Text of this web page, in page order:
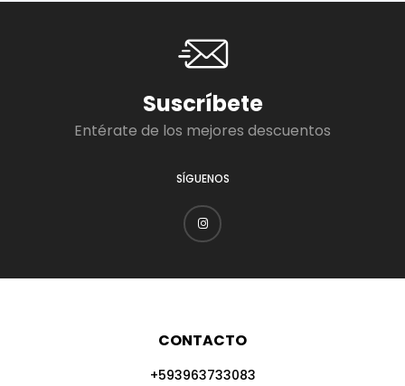
Suscríbete
Entérate de los mejores descuentos
SÍGUENOS
CONTACTO
+593963733083